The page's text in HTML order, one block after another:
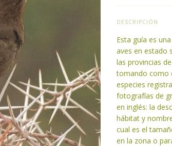
DESCRIPCIÓN
Esta guía es
aves en estado
las provincias
tomando como
especies
fotografías de
en inglés: la
hábitat y
cual es el
en la zona o